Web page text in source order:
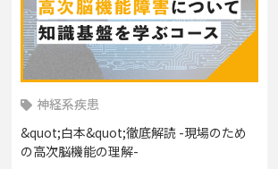
神経系疾患
&quot;白本&quot;徹底解読 -現場のため
の高次脳機能の理解-